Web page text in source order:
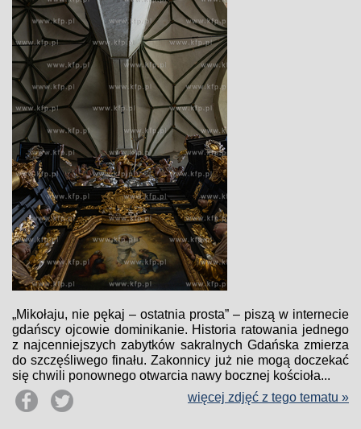
„Mikołaju, nie pękaj – ostatnia prosta” – piszą w internecie
gdańscy ojcowie dominikanie. Historia ratowania jednego
z najcenniejszych zabytków sakralnych Gdańska zmierza
do szczęśliwego finału. Zakonnicy już nie mogą doczekać
się chwili ponownego otwarcia nawy bocznej kościoła...
więcej zdjęć z tego tematu »